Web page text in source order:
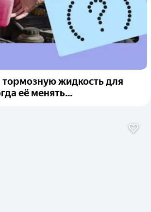
тормозную жидкость для
её менять...